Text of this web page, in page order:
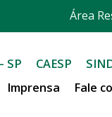
Área
SP CAESP
Imprensa Fale